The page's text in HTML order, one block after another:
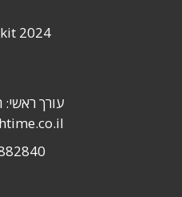
2024
עורך ראשי: